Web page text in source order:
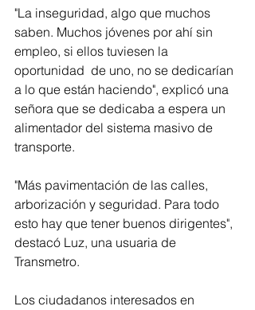
"La inseguridad, algo que muchos
saben. Muchos jóvenes por ahí sin
empleo, si ellos tuviesen la
oportunidad  de uno, no se dedicarían
a lo que están haciendo", explicó una
señora que se dedicaba a espera un
alimentador del sistema masivo de
transporte.
"Más pavimentación de las calles,
arborización y seguridad. Para todo
esto hay que tener buenos dirigentes",
destacó Luz, una usuaria de
Transmetro.
Los ciudadanos interesados en